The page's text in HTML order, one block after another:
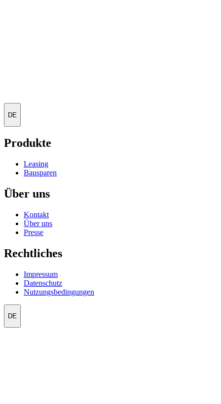
DE
Produkte
Leasing
Bausparen
Über uns
Kontakt
Über uns
Presse
Rechtliches
Impressum
Datenschutz
Nutzungsbedingungen
DE